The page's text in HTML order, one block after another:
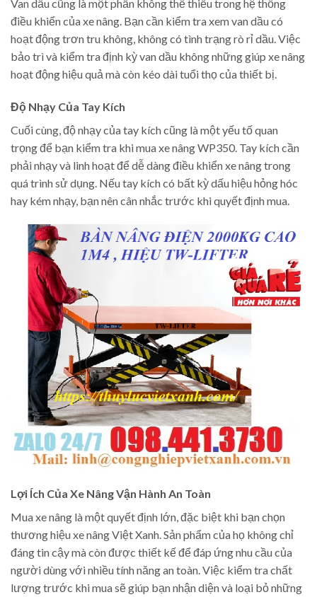
Van dầu cũng là một phần không thể thiếu trong hệ thống
điều khiển của xe nâng. Bạn cần kiểm tra xem van dầu có
hoạt động trơn tru không, không có tình trạng rò rỉ dầu. Việc
bảo trì và kiểm tra định kỳ van dầu không những giúp xe nâng
hoạt động hiệu quả mà còn kéo dài tuổi thọ của thiết bị.
Độ Nhạy Của Tay Kích
Cuối cùng, độ nhạy của tay kích cũng là một yếu tố quan
trọng để bạn kiểm tra khi mua xe nâng WP350. Tay kích cần
phải nhạy và linh hoạt để dễ dàng điều khiển xe nâng trong
quá trình sử dụng. Nếu tay kích có bất kỳ dấu hiệu hỏng hóc
hay kém nhạy, bạn nên cân nhắc trước khi quyết định mua.
Lợi Ích Của Xe Nâng Vận Hành An Toàn
Mua xe nâng là một quyết định lớn, đặc biệt khi bạn chọn
thương hiệu xe nâng Việt Xanh. Sản phẩm của họ không chỉ
đáng tin cậy mà còn được thiết kế để đáp ứng nhu cầu của
người dùng với nhiều tính năng an toàn. Việc kiểm tra chất
lượng trước khi mua sẽ giúp bạn nhận diện và loại bỏ những